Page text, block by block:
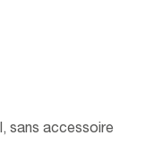
sans accessoire